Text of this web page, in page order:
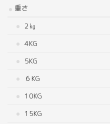
重さ
2㎏
4KG
5KG
６KG
10KG
15KG